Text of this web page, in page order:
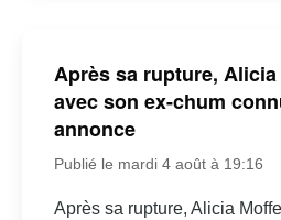
Après sa rupture,
avec son ex-chum
annonce
Publié le mardi 4 août à 19:16
Après sa rupture, Alicia